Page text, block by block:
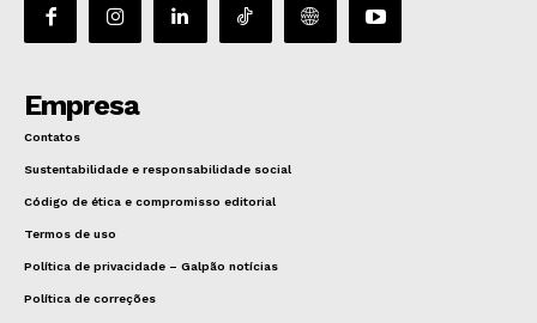
Empresa
Contatos
Sustentabilidade e responsabilidade social
Código de ética e compromisso editorial
Termos de uso
Política de privacidade – Galpão notícias
Política de correções